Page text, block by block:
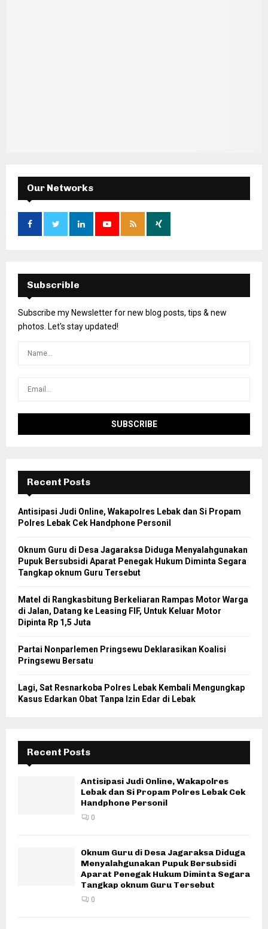
Our Networks
Subscrible
Subscribe my Newsletter for new blog posts, tips & new
photos. Let's stay updated!
Recent Posts
Antisipasi Judi Online, Wakapolres Lebak dan Si Propam
Polres Lebak Cek Handphone Personil
Oknum Guru di Desa Jagaraksa Diduga Menyalahgunakan
Pupuk Bersubsidi Aparat Penegak Hukum Diminta Segara
Tangkap oknum Guru Tersebut
Matel di Rangkasbitung Berkeliaran Rampas Motor Warga
di Jalan, Datang ke Leasing FIF, Untuk Keluar Motor
Dipinta Rp 1,5 Juta
Partai Nonparlemen Pringsewu Deklarasikan Koalisi
Pringsewu Bersatu
Lagi, Sat Resnarkoba Polres Lebak Kembali Mengungkap
Kasus Edarkan Obat Tanpa Izin Edar di Lebak
Recent Posts
Antisipasi Judi Online, Wakapolres
Lebak dan Si Propam Polres Lebak Cek
Handphone Personil
0
Oknum Guru di Desa Jagaraksa Diduga
Menyalahgunakan Pupuk Bersubsidi
Aparat Penegak Hukum Diminta Segara
Tangkap oknum Guru Tersebut
0